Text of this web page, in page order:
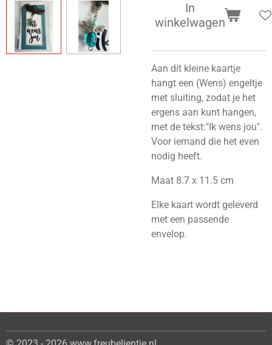
In
winkelwagen
Aan dit kleine kaartje
hangt een (Wens) engeltje
met sluiting, zodat je het
ergens aan kunt hangen,
met de tekst:"Ik wens jou".
Voor iemand die het even
nodig heeft.
Maat 8.7 x 11.5 cm
Elke kaart wordt geleverd
met een passende
envelop.